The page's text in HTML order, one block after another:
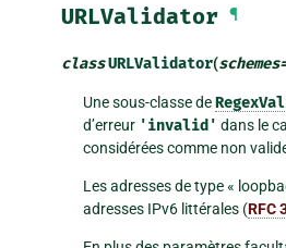
URLValidator ¶
classURLValidator(schemes
Une sous-classe de
d’erreur 'invalid' dans le
considérées comme non
Les adresses de type «
adresses IPv6 littérales (RFC